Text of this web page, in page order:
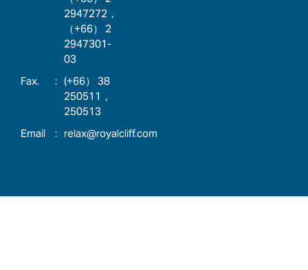
2947272，
（+66） 2
2947301-
03
: (+66） 38
250511，
250513
: relax@royalcliff.com